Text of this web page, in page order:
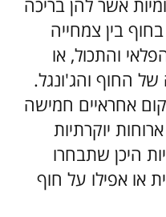
אשר להן בריכה
בין צמחייה
והתכול, או
החוף והג'ונגל.
אחראיים חמישה
יוקרתיות
היכן שתבחרו
או אפילו על חוף